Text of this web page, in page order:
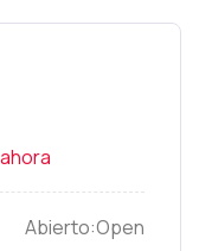
Open